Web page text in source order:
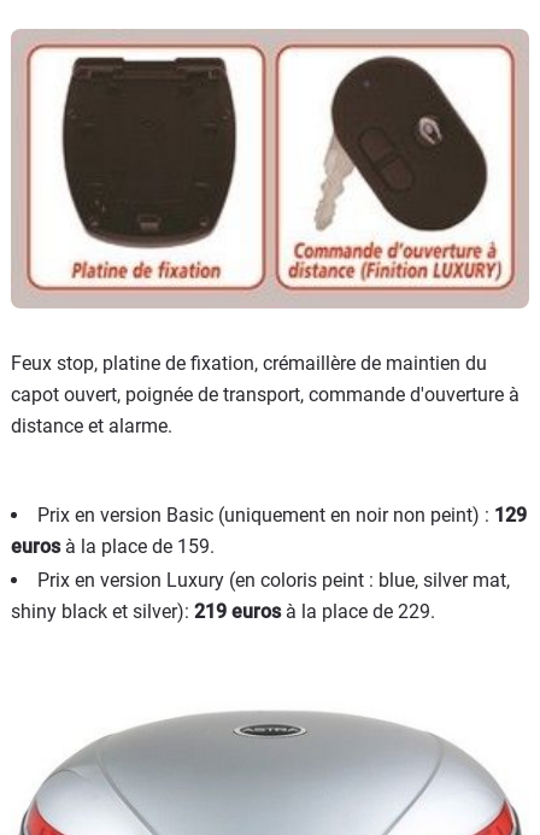
Feux stop, platine de fixation, crémaillère de maintien du
capot ouvert, poignée de transport, commande d'ouverture à
distance et alarme.
Prix en version Basic (uniquement en noir non peint) : 129
eurosà la place de 159.
Prix en version Luxury (en coloris peint : blue, silver mat,
shiny black et silver): 219 eurosà la place de 229.